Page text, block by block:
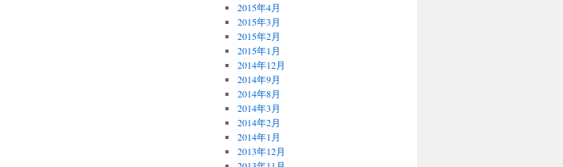
2015年4月
2015年3月
2015年2月
2015年1月
2014年12月
2014年9月
2014年8月
2014年3月
2014年2月
2014年1月
2013年12月